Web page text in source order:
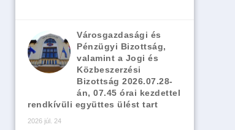
Városgazdasági és
Pénzügyi Bizottság,
valamint a Jogi és
Közbeszerzési
Bizottság 2026.07.28-
án, 07.45 órai kezdettel
rendkívüli együttes ülést tart
2026 júl. 24